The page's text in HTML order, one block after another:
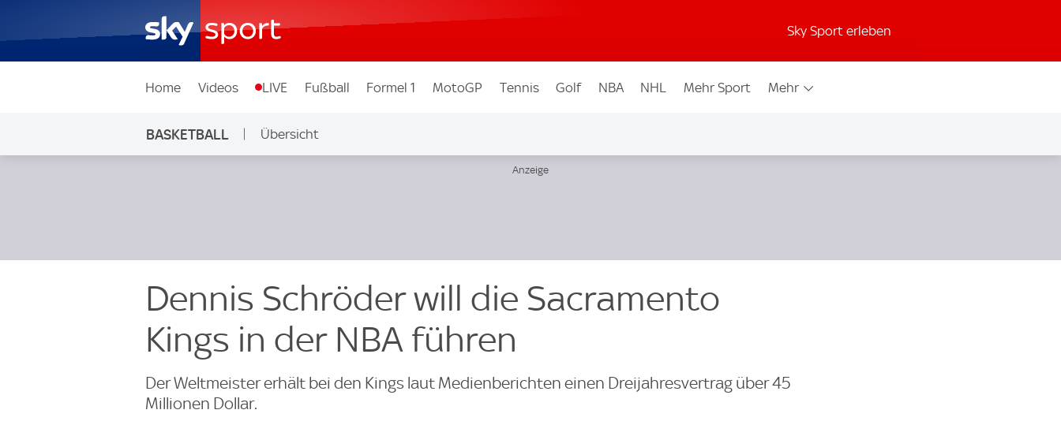
Sky Sport erleben
Home Videos LIVE Fußball Formel 1 MotoGP Tennis Golf NBA NHL Mehr Sport Mehr
BASKETBALL Übersicht
Dennis Schröder will die Sacramento
Kings in der NBA führen
Der Weltmeister erhält bei den Kings laut Medienberichten einen Dreijahresvertrag über 45
Millionen Dollar.